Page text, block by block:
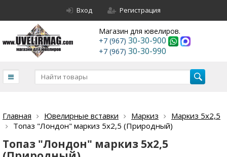
Вход Регистрация
Магазин для ювелиров.
+7 (967) 30-30-900
+7 (967) 30-30-990
Главная Ювелирные вставки Маркиз
Маркиз 5х2,5
Топаз "Лондон" маркиз 5х2,5 (Природный)
Топаз "Лондон" маркиз 5х2,5